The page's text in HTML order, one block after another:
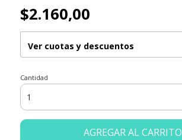
$2.160,00
Ver cuotas y descuentos
Cantidad
AGREGAR AL CARRITO